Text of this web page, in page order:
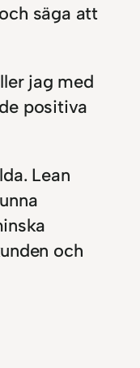
säga att
jag med
positiva
Lean
och